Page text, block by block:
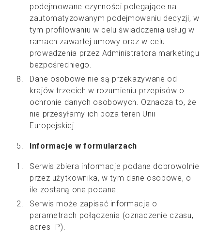
podejmowane czynności polegające na
zautomatyzowanym podejmowaniu decyzji, w
tym profilowaniu w celu świadczenia usług w
ramach zawartej umowy oraz w celu
prowadzenia przez Administratora marketingu
bezpośredniego.
Dane osobowe nie są przekazywane od
krajów trzecich w rozumieniu przepisów o
ochronie danych osobowych. Oznacza to, że
nie przesyłamy ich poza teren Unii
Europejskiej.
Informacje w formularzach
Serwis zbiera informacje podane dobrowolnie
przez użytkownika, w tym dane osobowe, o
ile zostaną one podane.
Serwis może zapisać informacje o
parametrach połączenia (oznaczenie czasu,
adres IP).